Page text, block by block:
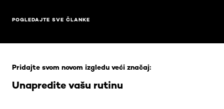
POGLEDAJTE SVE ČLANKE
Unapredite vašu rutinu
Pridajte svom novom izgledu veći značaj: